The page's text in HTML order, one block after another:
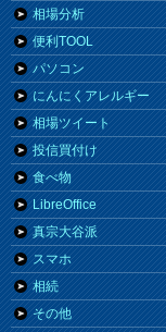
相場分析
便利TOOL
パソコン
にんにくアレルギー
相場ツイート
投信買付け
食べ物
LibreOffice
真宗大谷派
スマホ
相続
その他